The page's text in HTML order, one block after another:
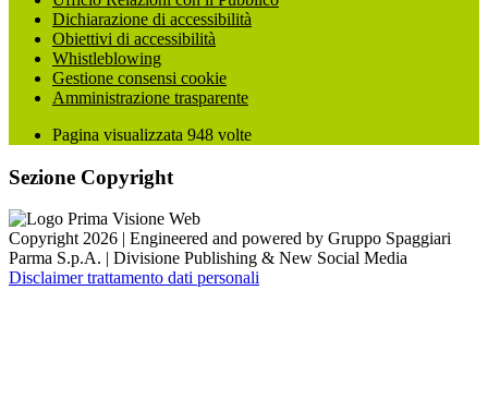
Dichiarazione di accessibilità
Obiettivi di accessibilità
Whistleblowing
Gestione consensi cookie
Amministrazione trasparente
Pagina visualizzata 948 volte
Sezione Copyright
Copyright 2026 | Engineered and powered by Gruppo Spaggiari
Parma S.p.A. | Divisione Publishing & New Social Media
Disclaimer trattamento dati personali